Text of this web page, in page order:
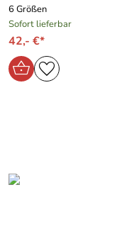
6 Größen
Sofort lieferbar
42,- €*